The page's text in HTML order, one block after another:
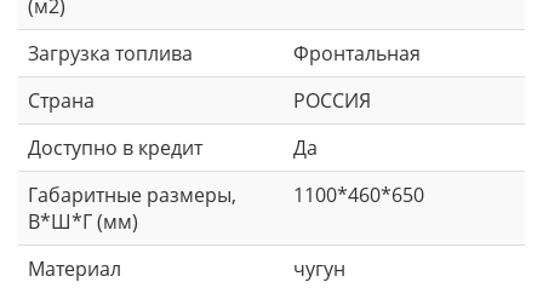
(м2)
Загрузка топлива
Фронтальная
Страна
РОССИЯ
Доступно в кредит
Да
Габаритные размеры,
В*Ш*Г (мм)
1100*460*650
Материал чугун